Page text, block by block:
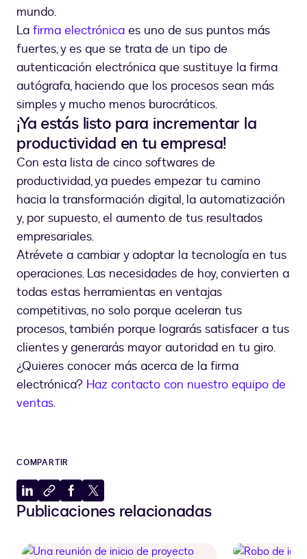
mundo.
La firma electrónica es uno de sus puntos más
fuertes, y es que se trata de un tipo de
autenticación electrónica que sustituye la firma
autógrafa, haciendo que los procesos sean más
simples y mucho menos burocráticos.
¡Ya estás listo para incrementar la
productividad en tu empresa!
Con esta lista de cinco softwares de
productividad, ya puedes empezar tu camino
hacia la transformación digital, la automatización
y, por supuesto, el aumento de tus resultados
empresariales.
Atrévete a cambiar y adoptar la tecnología en tus
operaciones. Las necesidades de hoy, convierten a
todas estas herramientas en ventajas
competitivas, no solo porque aceleran tus
procesos, también porque lograrás satisfacer a tus
clientes y generarás mayor autoridad en tu giro.
¿Quieres conocer más acerca de la firma
electrónica? Haz contacto con nuestro equipo de
ventas.
COMPARTIR
Compartir
en
Copiar
al
Compartir
en
Compartir
en
Publicaciones relacionadas